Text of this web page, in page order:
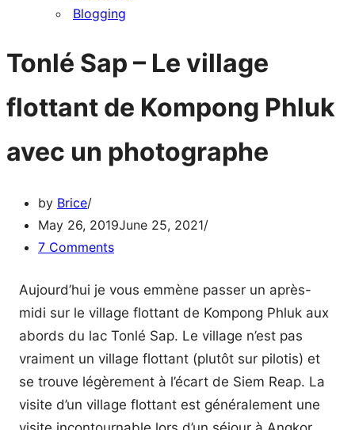
Blogging
Tonlé Sap – Le village
flottant de Kompong Phluk
avec un photographe
by Brice
May 26, 2019June 25, 2021
7 Comments
Aujourd’hui je vous emmène passer un après-
midi sur le village flottant de Kompong Phluk aux
abords du lac Tonlé Sap. Le village n’est pas
vraiment un village flottant (plutôt sur pilotis) et
se trouve légèrement à l’écart de Siem Reap. La
visite d’un village flottant est généralement une